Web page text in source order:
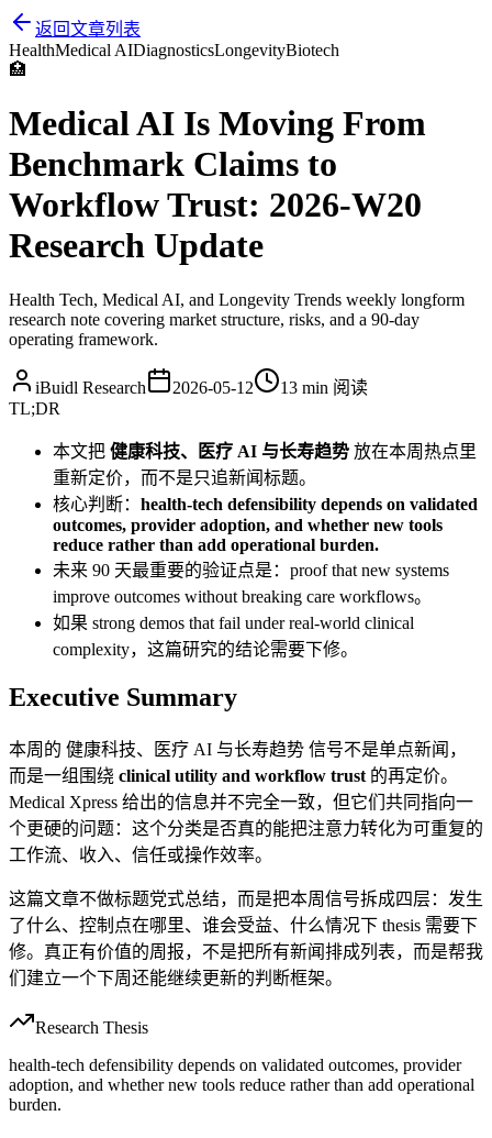
返回文章列表
HealthMedical AIDiagnosticsLongevityBiotech
🏥
Medical AI Is Moving From
Benchmark Claims to
Workflow Trust: 2026-W20
Research Update
Health Tech, Medical AI, and Longevity Trends weekly longform
research note covering market structure, risks, and a 90-day
operating framework.
iBuidl Research 2026-05-12 13 min 阅读
TL;DR
本文把 健康科技、医疗 AI 与长寿趋势 放在本周热点里
重新定价，而不是只追新闻标题。
核心判断： health-tech defensibility depends on validated
outcomes, provider adoption, and whether new tools
reduce rather than add operational burden.
未来 90 天最重要的验证点是：proof that new systems
improve outcomes without breaking care workflows。
如果 strong demos that fail under real-world clinical
complexity，这篇研究的结论需要下修。
Executive Summary
本周的 健康科技、医疗 AI 与长寿趋势 信号不是单点新闻，
而是一组围绕 clinical utility and workflow trust 的再定价。
Medical Xpress 给出的信息并不完全一致，但它们共同指向一
个更硬的问题：这个分类是否真的能把注意力转化为可重复的
工作流、收入、信任或操作效率。
这篇文章不做标题党式总结，而是把本周信号拆成四层：发生
了什么、控制点在哪里、谁会受益、什么情况下 thesis 需要下
修。真正有价值的周报，不是把所有新闻排成列表，而是帮我
们建立一个下周还能继续更新的判断框架。
Research Thesis
health-tech defensibility depends on validated outcomes, provider
adoption, and whether new tools reduce rather than add operational
burden.